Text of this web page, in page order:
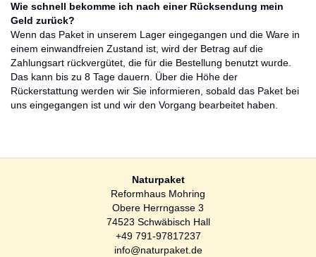
Wie schnell bekomme ich nach einer Rücksendung mein
Geld zurück?
Wenn das Paket in unserem Lager eingegangen und die Ware in
einem einwandfreien Zustand ist, wird der Betrag auf die
Zahlungsart rückvergütet, die für die Bestellung benutzt wurde.
Das kann bis zu 8 Tage dauern. Über die Höhe der
Rückerstattung werden wir Sie informieren, sobald das Paket bei
uns eingegangen ist und wir den Vorgang bearbeitet haben.
Naturpaket
Reformhaus Mohring
Obere Herrngasse 3
74523 Schwäbisch Hall
+49 791-97817237
info@naturpaket.de